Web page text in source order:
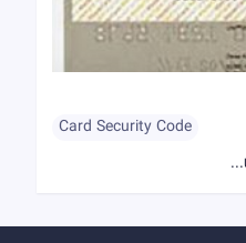
Card Security Code